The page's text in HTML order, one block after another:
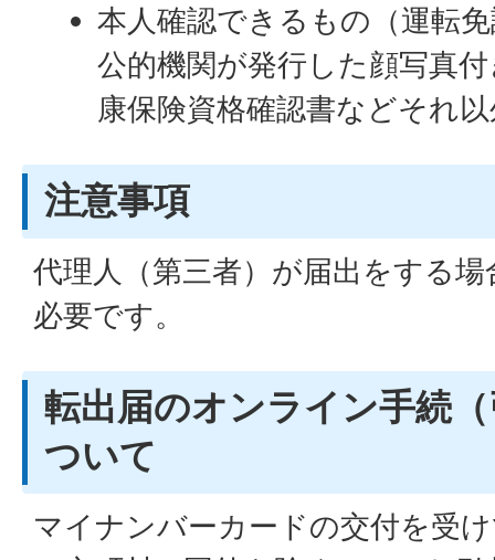
本人確認できるもの（運転
公的機関が発行した顔写真
康保険資格確認書などそれ
注意事項
代理人（第三者）が届出をする
必要です。
転出届のオンライン手続
ついて
マイナンバーカードの交付を受